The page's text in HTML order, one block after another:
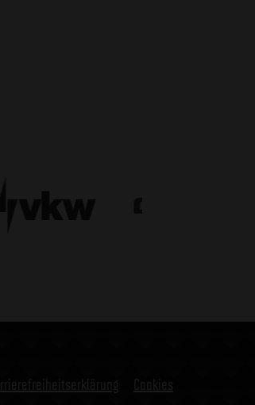
Cookies